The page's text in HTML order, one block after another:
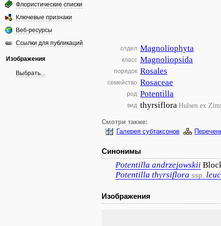
Флористические списки
Ключевые признаки
Веб-ресурсы
Ссылки для публикаций
Изображения
Выбрать...
отдел Magnoliophyta
класс Magnoliopsida
порядок Rosales
семейство Rosaceae
род Potentilla
вид thyrsifloraHulsen ex
Смотри также:
Галерея субтаксонов
Синонимы
Potentilla andrzejowskii
Potentilla thyrsiflora ssp.
Изображения